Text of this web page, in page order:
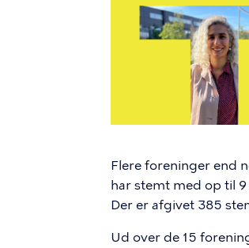
Flere foreninger end
har stemt med op til
Der er afgivet 385
Ud over de 15